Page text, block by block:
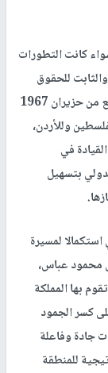
كانت التطورات
للحقوق
السياسية الفلسطينية بإقامة الدولة على حدود الرابع من حزيران 1967
وللأردن،
في
بتسهيل
استكمالا لمسيرة
محمود عباس،
بها المملكة
كسر الجمود
جادة وفاعلة
للمنطقة